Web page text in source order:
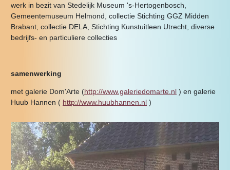
werk in bezit van Stedelijk Museum 's-Hertogenbosch,
Gemeentemuseum Helmond, collectie Stichting GGZ Midden
Brabant, collectie DELA, Stichting Kunstuitleen Utrecht, diverse
bedrijfs- en particuliere collecties
samenwerking
met galerie Dom'Arte (http://www.galeriedomarte.nl ) en galerie
Huub Hannen ( http://www.huubhannen.nl )